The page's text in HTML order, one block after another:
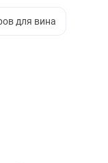
для вина